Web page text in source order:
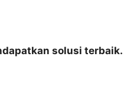
solusi terbaik.